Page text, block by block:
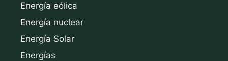
Energía eólica
Energía nuclear
Energía Solar
Energías